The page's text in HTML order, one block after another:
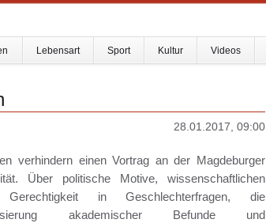
Lebensart Sport Kultur Videos
28.01.2017, 09:00
verhindern einen Vortrag an der Magdeburger
Über politische Motive, wissenschaftlichen
Gerechtigkeit in Geschlechterfragen, die
akademischer Befunde und